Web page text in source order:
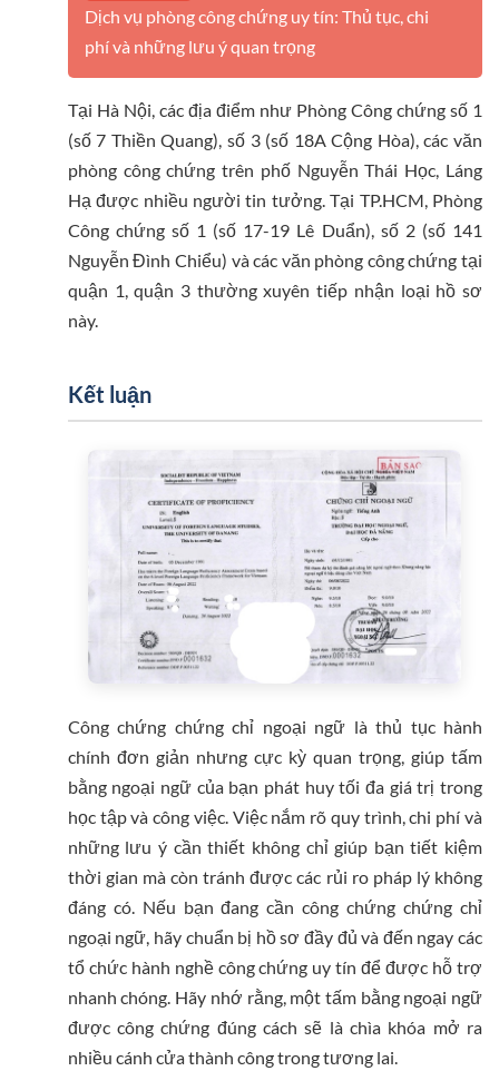
Dịch vụ phòng công chứng uy tín: Thủ tục, chi
phí và những lưu ý quan trọng
Tại Hà Nội, các địa điểm như Phòng Công chứng số 1
(số 7 Thiền Quang), số 3 (số 18A Cộng Hòa), các văn
phòng công chứng trên phố Nguyễn Thái Học, Láng
Hạ được nhiều người tin tưởng. Tại TP.HCM, Phòng
Công chứng số 1 (số 17-19 Lê Duẩn), số 2 (số 141
Nguyễn Đình Chiểu) và các văn phòng công chứng tại
quận 1, quận 3 thường xuyên tiếp nhận loại hồ sơ
này.
Kết luận
Công chứng chứng chỉ ngoại ngữ là thủ tục hành
chính đơn giản nhưng cực kỳ quan trọng, giúp tấm
bằng ngoại ngữ của bạn phát huy tối đa giá trị trong
học tập và công việc. Việc nắm rõ quy trình, chi phí và
những lưu ý cần thiết không chỉ giúp bạn tiết kiệm
thời gian mà còn tránh được các rủi ro pháp lý không
đáng có. Nếu bạn đang cần công chứng chứng chỉ
ngoại ngữ, hãy chuẩn bị hồ sơ đầy đủ và đến ngay các
tổ chức hành nghề công chứng uy tín để được hỗ trợ
nhanh chóng. Hãy nhớ rằng, một tấm bằng ngoại ngữ
được công chứng đúng cách sẽ là chìa khóa mở ra
nhiều cánh cửa thành công trong tương lai.